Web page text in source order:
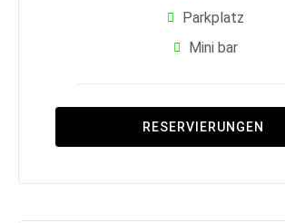
Parkplatz
Mini bar
RESERVIERUNGEN